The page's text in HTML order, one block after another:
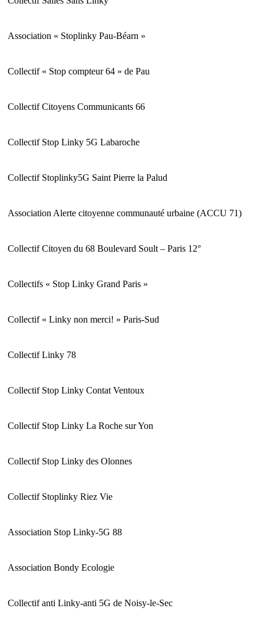
Association « Stoplinky Pau-Béarn »
Collectif « Stop compteur 64 » de Pau
Collectif Citoyens Communicants 66
Collectif Stop Linky 5G Labaroche
Collectif Stoplinky5G Saint Pierre la Palud
Association Alerte citoyenne communauté urbaine (ACCU 71)
Collectif Citoyen du 68 Boulevard Soult – Paris 12°
Collectifs « Stop Linky Grand Paris »
Collectif « Linky non merci! » Paris-Sud
Collectif Linky 78
Collectif Stop Linky Contat Ventoux
Collectif Stop Linky La Roche sur Yon
Collectif Stop Linky des Olonnes
Collectif Stoplinky Riez Vie
Association Stop Linky-5G 88
Association Bondy Ecologie
Collectif anti Linky-anti 5G de Noisy-le-Sec